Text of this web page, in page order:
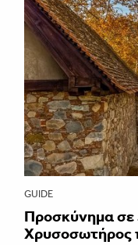
GUIDE
Προσκύνημα σε
Χρυσοσωτήρος